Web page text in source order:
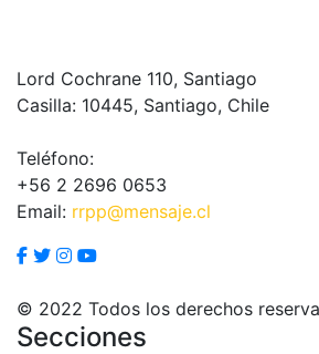
Lord Cochrane 110, Santiago
Casilla: 10445, Santiago, Chile
Teléfono:
+56 2 2696 0653
Email: rrpp@mensaje.cl
© 2022 Todos los derechos
Secciones